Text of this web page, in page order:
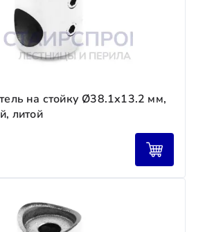
на стойку Ø38.1х13.2 мм,
литой